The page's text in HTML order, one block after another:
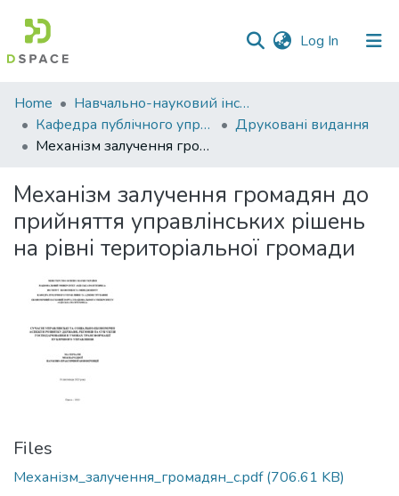
Log In (current)
Communities
&
Collections
Statistics
Home
Навчально-науковий інститут економіки, управління, права та інформаційних технологій
Кафедра публічного управління та адміністрування
Друковані видання
Механізм залучення громадян до прийняття управлінських рішень на рівні територіальної громади
Механізм залучення громадян до
прийняття управлінських рішень
на рівні територіальної громади
Files
Механізм_залучення_громадян_с.pdf(706.61 KB)